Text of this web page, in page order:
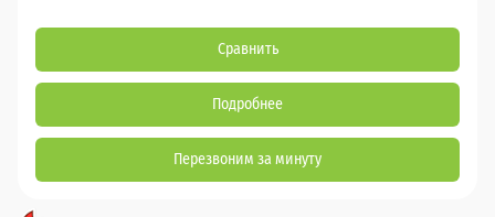
Сравнить
Подробнее
Перезвоним за минуту